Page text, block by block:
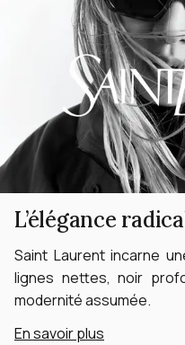
L’élégance
Saint Laurent incarne
lignes nettes, noir
modernité assumée.
En savoir plus